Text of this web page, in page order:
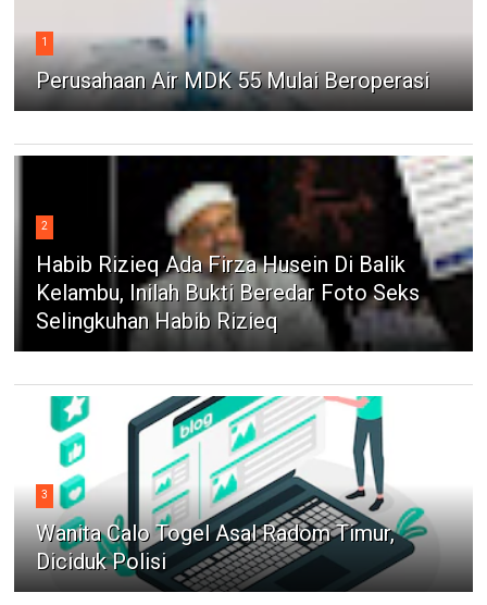
1
Perusahaan Air MDK 55 Mulai Beroperasi
2
Habib Rizieq Ada Firza Husein Di Balik
Kelambu, Inilah Bukti Beredar Foto Seks
Selingkuhan Habib Rizieq
3
Wanita Calo Togel Asal Radom Timur,
Diciduk Polisi